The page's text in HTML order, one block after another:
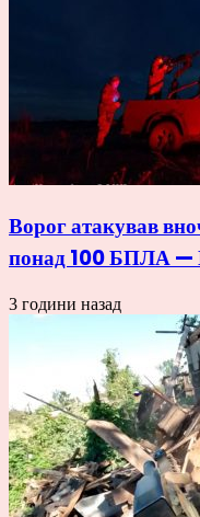
Ворог атакував
понад 100 БПЛА —
3 години назад